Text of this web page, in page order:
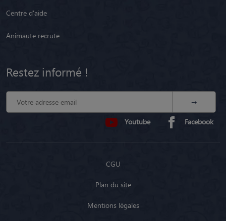
Centre d'aide
Animaute recrute
Restez informé !
Youtube Facebook
CGU
Plan du site
Mentions légales